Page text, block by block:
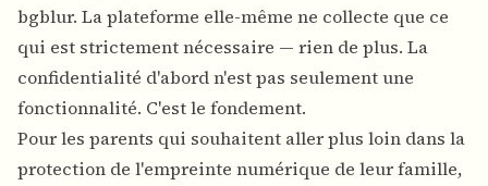
bgblur. La plateforme elle-même ne collecte que ce
qui est strictement nécessaire — rien de plus. La
confidentialité d'abord n'est pas seulement une
fonctionnalité. C'est le fondement.
Pour les parents qui souhaitent aller plus loin dans la
protection de l'empreinte numérique de leur famille,